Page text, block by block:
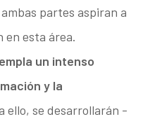
partes aspiran a
en esta área.
un intenso
y la
ello, se desarrollarán -